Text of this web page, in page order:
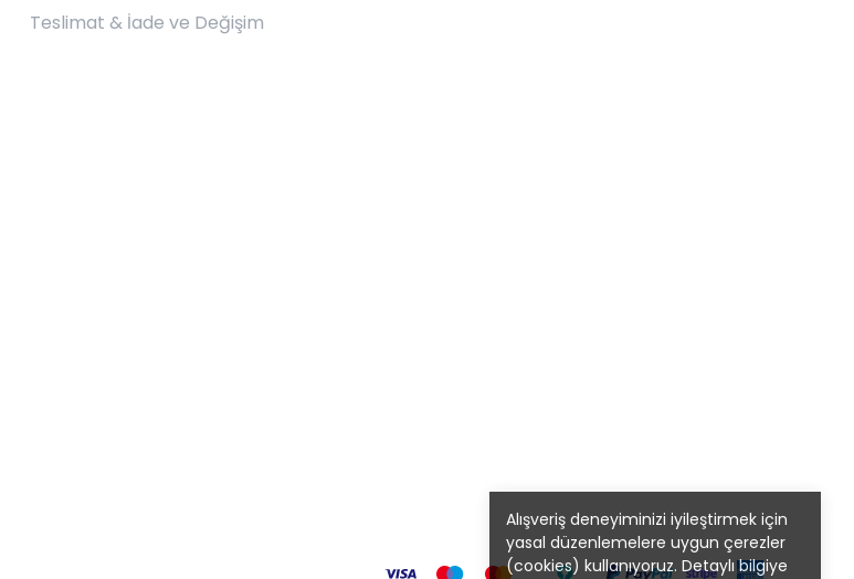
Alışveriş deneyiminizi iyileştirmek için
yasal düzenlemelere uygun çerezler
(cookies) kullanıyoruz. Detaylı bilgiye
Teslimat & İade ve Değişim